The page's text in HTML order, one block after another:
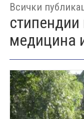
Всички
стипендии
медицина